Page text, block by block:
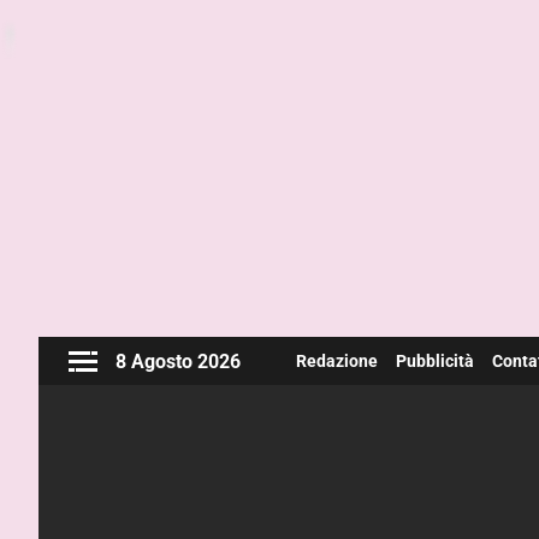
8 Agosto 2026 Redazione Pubblicità